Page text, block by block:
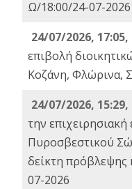
Ω/18:00/24-07-2026
24/07/2026,
επιβολή
Κοζάνη, Φλώρινα,
24/07/2026,
την επιχειρησιακή
Πυροσβεστικού
δείκτη πρόβλεψης
07-2026